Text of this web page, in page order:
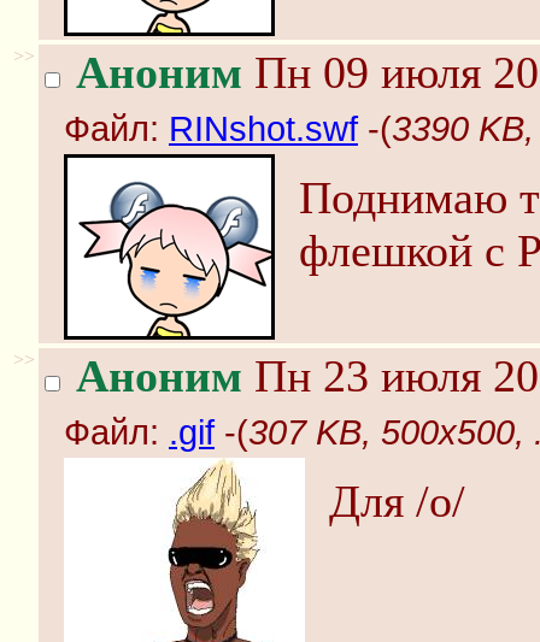
>> Аноним Пн 09 июля
Файл: RINshot.swf -(3390
Поднимаю
флешкой с
>> Аноним Пн 23 июля
Файл: .gif -(307 KB, 500x500,
Для /o/